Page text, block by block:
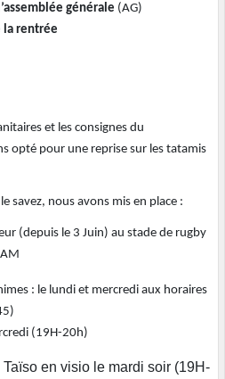
l’assemblée générale (AG)
la rentrée
et les consignes du
opté pour une reprise sur les tatamis
savez, nous avons mis en place :
(depuis le 3 Juin) au stade de rugby
: le lundi et mercredi aux horaires
(19H-20h)
Taïso en visio le mardi soir (19H-